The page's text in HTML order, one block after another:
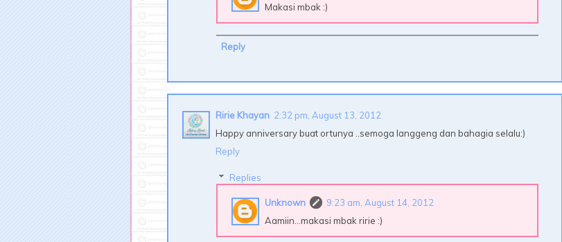
Makasi mbak :)
Reply
Ririe Khayan 2:32 pm, August 13, 2012
Happy anniversary buat ortunya ..semoga langgeng dan bahagia selalu:)
Reply
Replies
Unknown
9:23 am, August 14, 2012
Aamiin...makasi mbak ririe :)